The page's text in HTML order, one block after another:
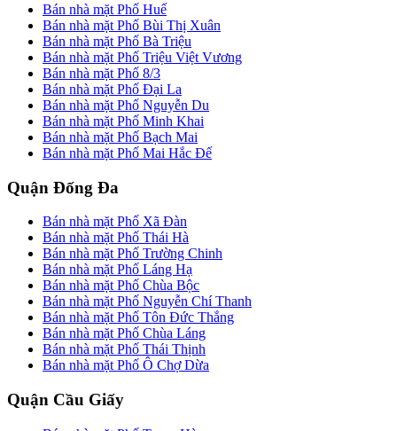
Bán nhà mặt Phố Huế
Bán nhà mặt Phố Bùi Thị Xuân
Bán nhà mặt Phố Bà Triệu
Bán nhà mặt Phố Triệu Việt Vương
Bán nhà mặt Phố 8/3
Bán nhà mặt Phố Đại La
Bán nhà mặt Phố Nguyễn Du
Bán nhà mặt Phố Minh Khai
Bán nhà mặt Phố Bạch Mai
Bán nhà mặt Phố Mai Hắc Đế
Quận Đống Đa
Bán nhà mặt Phố Xã Đàn
Bán nhà mặt Phố Thái Hà
Bán nhà mặt Phố Trường Chinh
Bán nhà mặt Phố Láng Hạ
Bán nhà mặt Phố Chùa Bộc
Bán nhà mặt Phố Nguyễn Chí Thanh
Bán nhà mặt Phố Tôn Đức Thắng
Bán nhà mặt Phố Chùa Láng
Bán nhà mặt Phố Thái Thịnh
Bán nhà mặt Phố Ô Chợ Dừa
Quận Cầu Giấy